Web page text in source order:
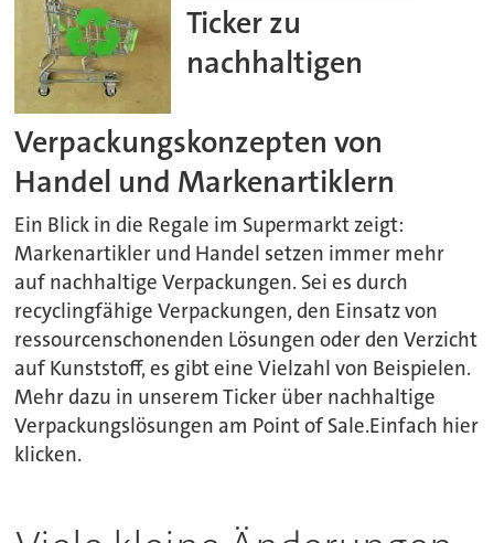
Ticker zu
nachhaltigen
Verpackungskonzepten von
Handel und Markenartiklern
Ein Blick in die Regale im Supermarkt zeigt:
Markenartikler und Handel setzen immer mehr
auf nachhaltige Verpackungen. Sei es durch
recyclingfähige Verpackungen, den Einsatz von
ressourcenschonenden Lösungen oder den Verzicht
auf Kunststoff, es gibt eine Vielzahl von Beispielen.
Mehr dazu in unserem Ticker über nachhaltige
Verpackungslösungen am Point of Sale.Einfach hier
klicken.